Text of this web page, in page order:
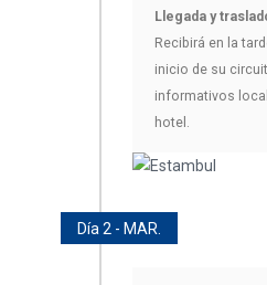
Llegada y
Recibirá en la
inicio de su
informativos
hotel.
Día 2 - MAR.